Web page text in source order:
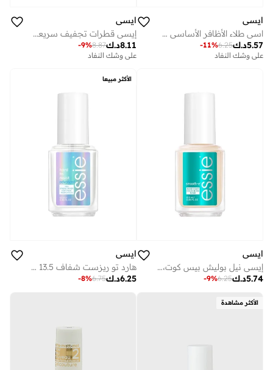
ايسي
اسي طلاء الأظافر الأساسي سترونج ستارت 13.5 مل
د.ك5.57
6.25
-11%
على وشك النفاد
ايسي
إيسي قطرات تجفيف سريعة للطلاء
د.ك8.11
8.87
-9%
على وشك النفاد
ايسي
إيسي نيل بوليش بيس كوت، سموث-إي 13.5 مل
د.ك5.74
6.25
-9%
الأكثر مبيعا
ايسي
هارد تو ريزست شفاف 13.5 مل
د.ك6.25
6.75
-8%
الأكثر مشاهدة